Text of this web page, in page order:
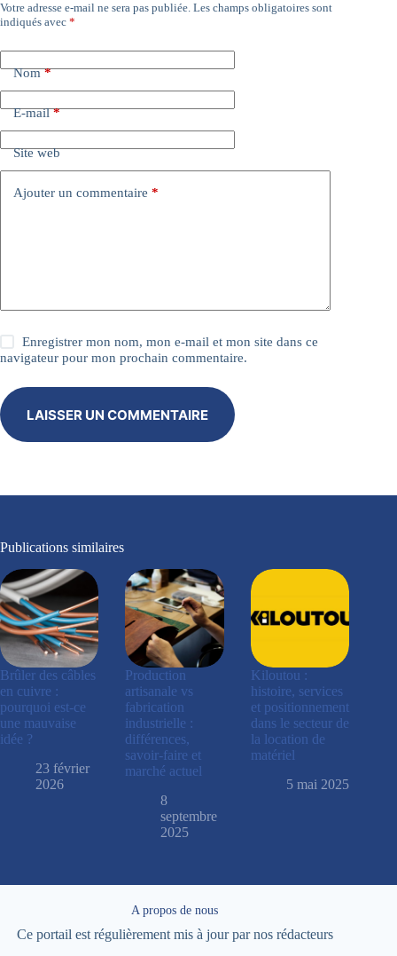
Votre adresse e-mail ne sera pas publiée. Les champs obligatoires sont
indiqués avec *
Nom*
E-mail*
Site web
Ajouter un commentaire *
Enregistrer mon nom, mon e-mail et mon site dans ce
navigateur pour mon prochain commentaire.
LAISSER UN COMMENTAIRE
A
l
r
n
a
v
e
Publications similaires
Brûler des câbles
en cuivre :
pourquoi est-ce
une mauvaise
idée ?
23 février
2026
Production
artisanale vs
fabrication
industrielle :
différences,
savoir-faire et
marché actuel
8
septembre
2025
Kiloutou :
histoire, services
et positionnement
dans le secteur de
la location de
matériel
5 mai 2025
A propos de nous
Ce portail est régulièrement mis à jour par nos rédacteurs